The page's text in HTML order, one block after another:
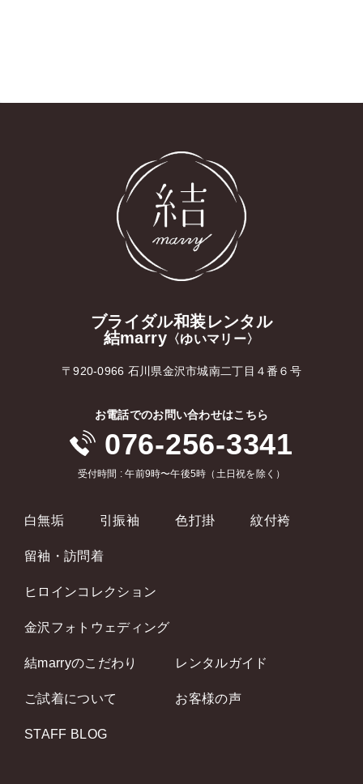
ブライダル和装レンタル
結marry 〈ゆいマリー〉
〒920-0966 石川県金沢市城南二丁目４番６号
お電話でのお問い合わせはこちら
076-256-3341
受付時間 : 午前9時〜午後5時（土日祝を除く）
白無垢 引振袖 色打掛 紋付袴
留袖・訪問着
ヒロインコレクション
金沢フォトウェディング
結marryのこだわり レンタルガイド
ご試着について お客様の声
STAFF BLOG